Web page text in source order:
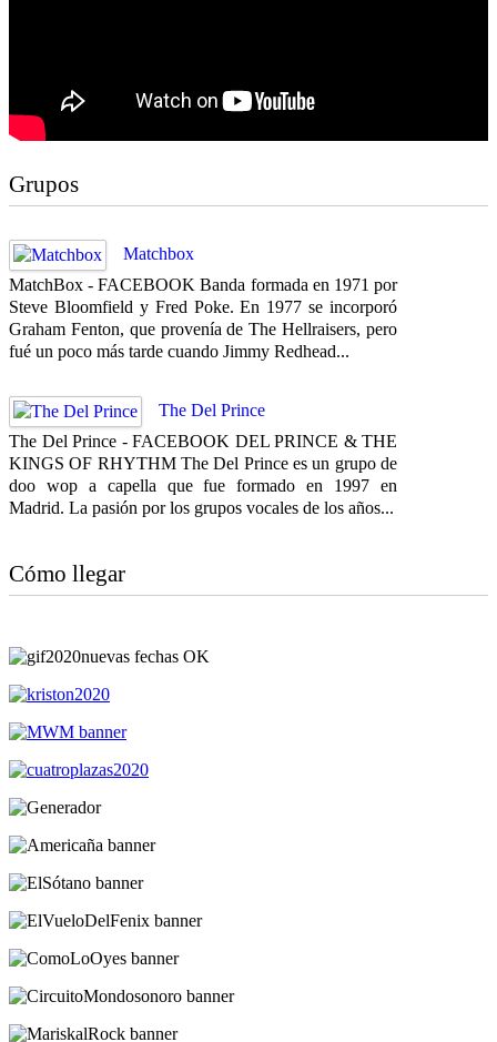
Grupos
Matchbox
MatchBox - FACEBOOK Banda formada en 1971 por
Steve Bloomfield y Fred Poke. En 1977 se incorporó
Graham Fenton, que provenía de The Hellraisers, pero
fué un poco más tarde cuando Jimmy Redhead...
The Del Prince
The Del Prince - FACEBOOK DEL PRINCE & THE
KINGS OF RHYTHM The Del Prince es un grupo de
doo wop a capella que fue formado en 1997 en
Madrid. La pasión por los grupos vocales de los años...
Cómo llegar